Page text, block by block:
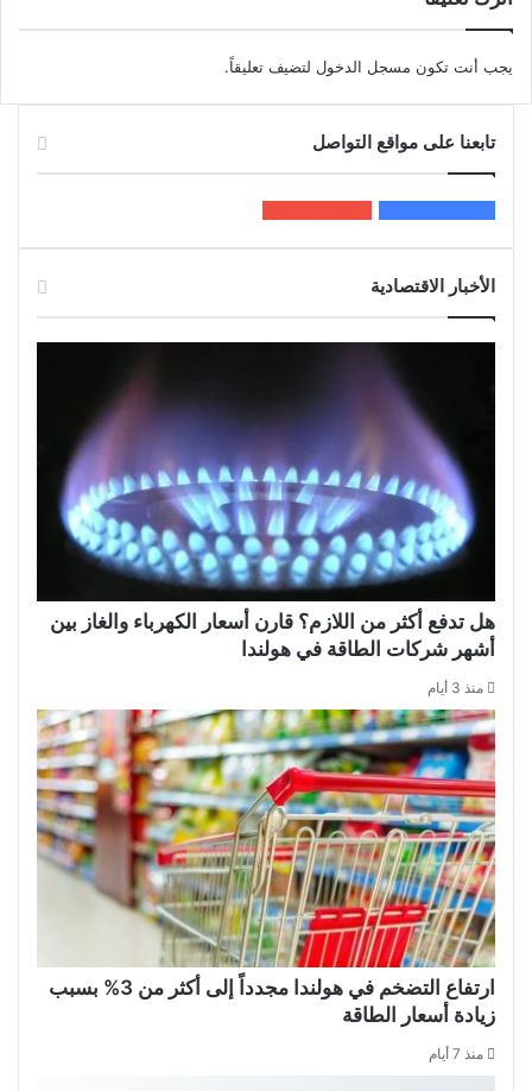
يجب أنت تكون مسجل الدخول لتضيف تعليقاً.
تابعنا على مواقع التواصل
الأخبار الاقتصادية
هل تدفع أكثر من اللازم؟ قارن أسعار الكهرباء والغاز بين
أشهر شركات الطاقة في هولندا
منذ 3 أيام
ارتفاع التضخم في هولندا مجدداً إلى أكثر من 3% بسبب
زيادة أسعار الطاقة
منذ 7 أيام